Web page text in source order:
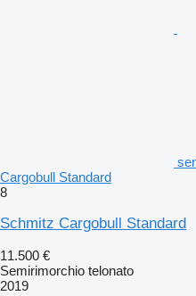
Cargobull Standard
8
Schmitz Cargobull Standard
11.500 €
Semirimorchio telonato
2019